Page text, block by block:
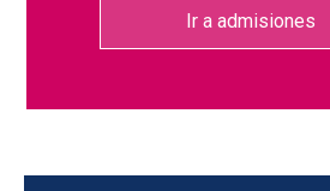
Ir a admisiones